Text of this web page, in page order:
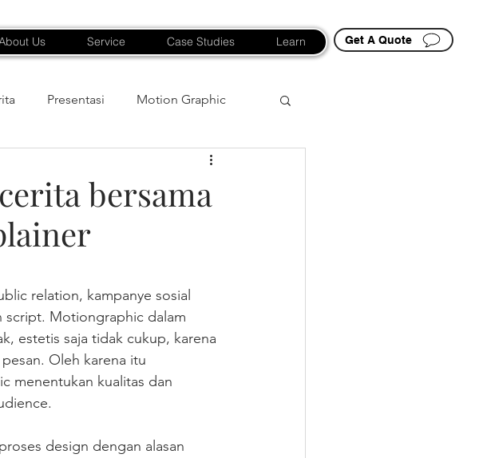
Us Service Case Studies Learn Get A Quote
Presentasi Motion Graphic
bersama
relation, kampanye sosial
script. Motiongraphic dalam
estetis saja tidak cukup, karena
Oleh karena itu
menentukan kualitas dan
design dengan alasan